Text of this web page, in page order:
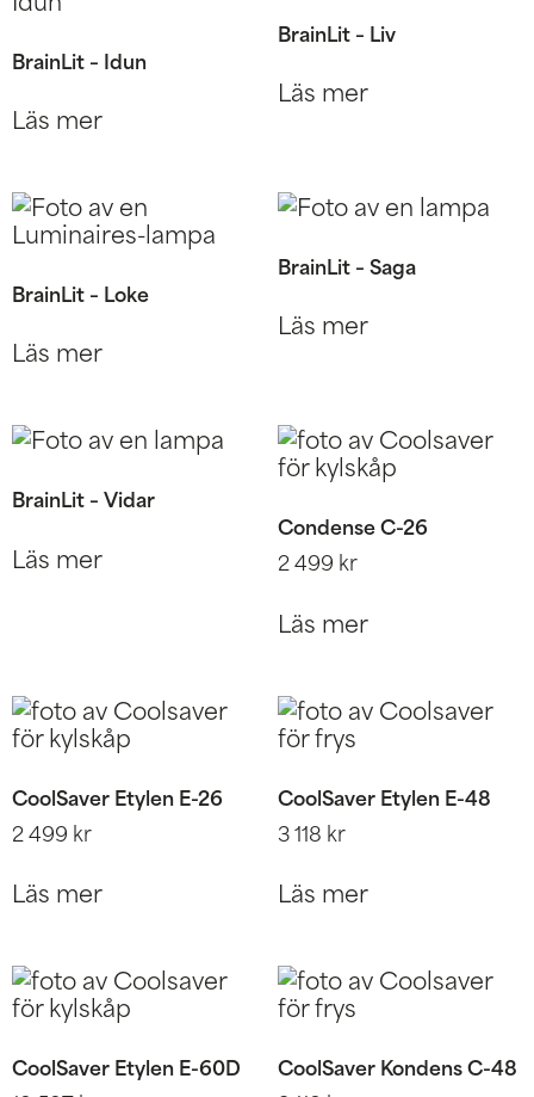
BrainLit – Idun
Läs mer
BrainLit – Liv
Läs mer
BrainLit – Loke
Läs mer
BrainLit – Saga
Läs mer
BrainLit – Vidar
Läs mer
Condense C-26
2 499 kr
Läs mer
CoolSaver Etylen E-26
2 499 kr
Läs mer
CoolSaver Etylen E-48
3 118 kr
Läs mer
CoolSaver Etylen E-60D CoolSaver Kondens C-48